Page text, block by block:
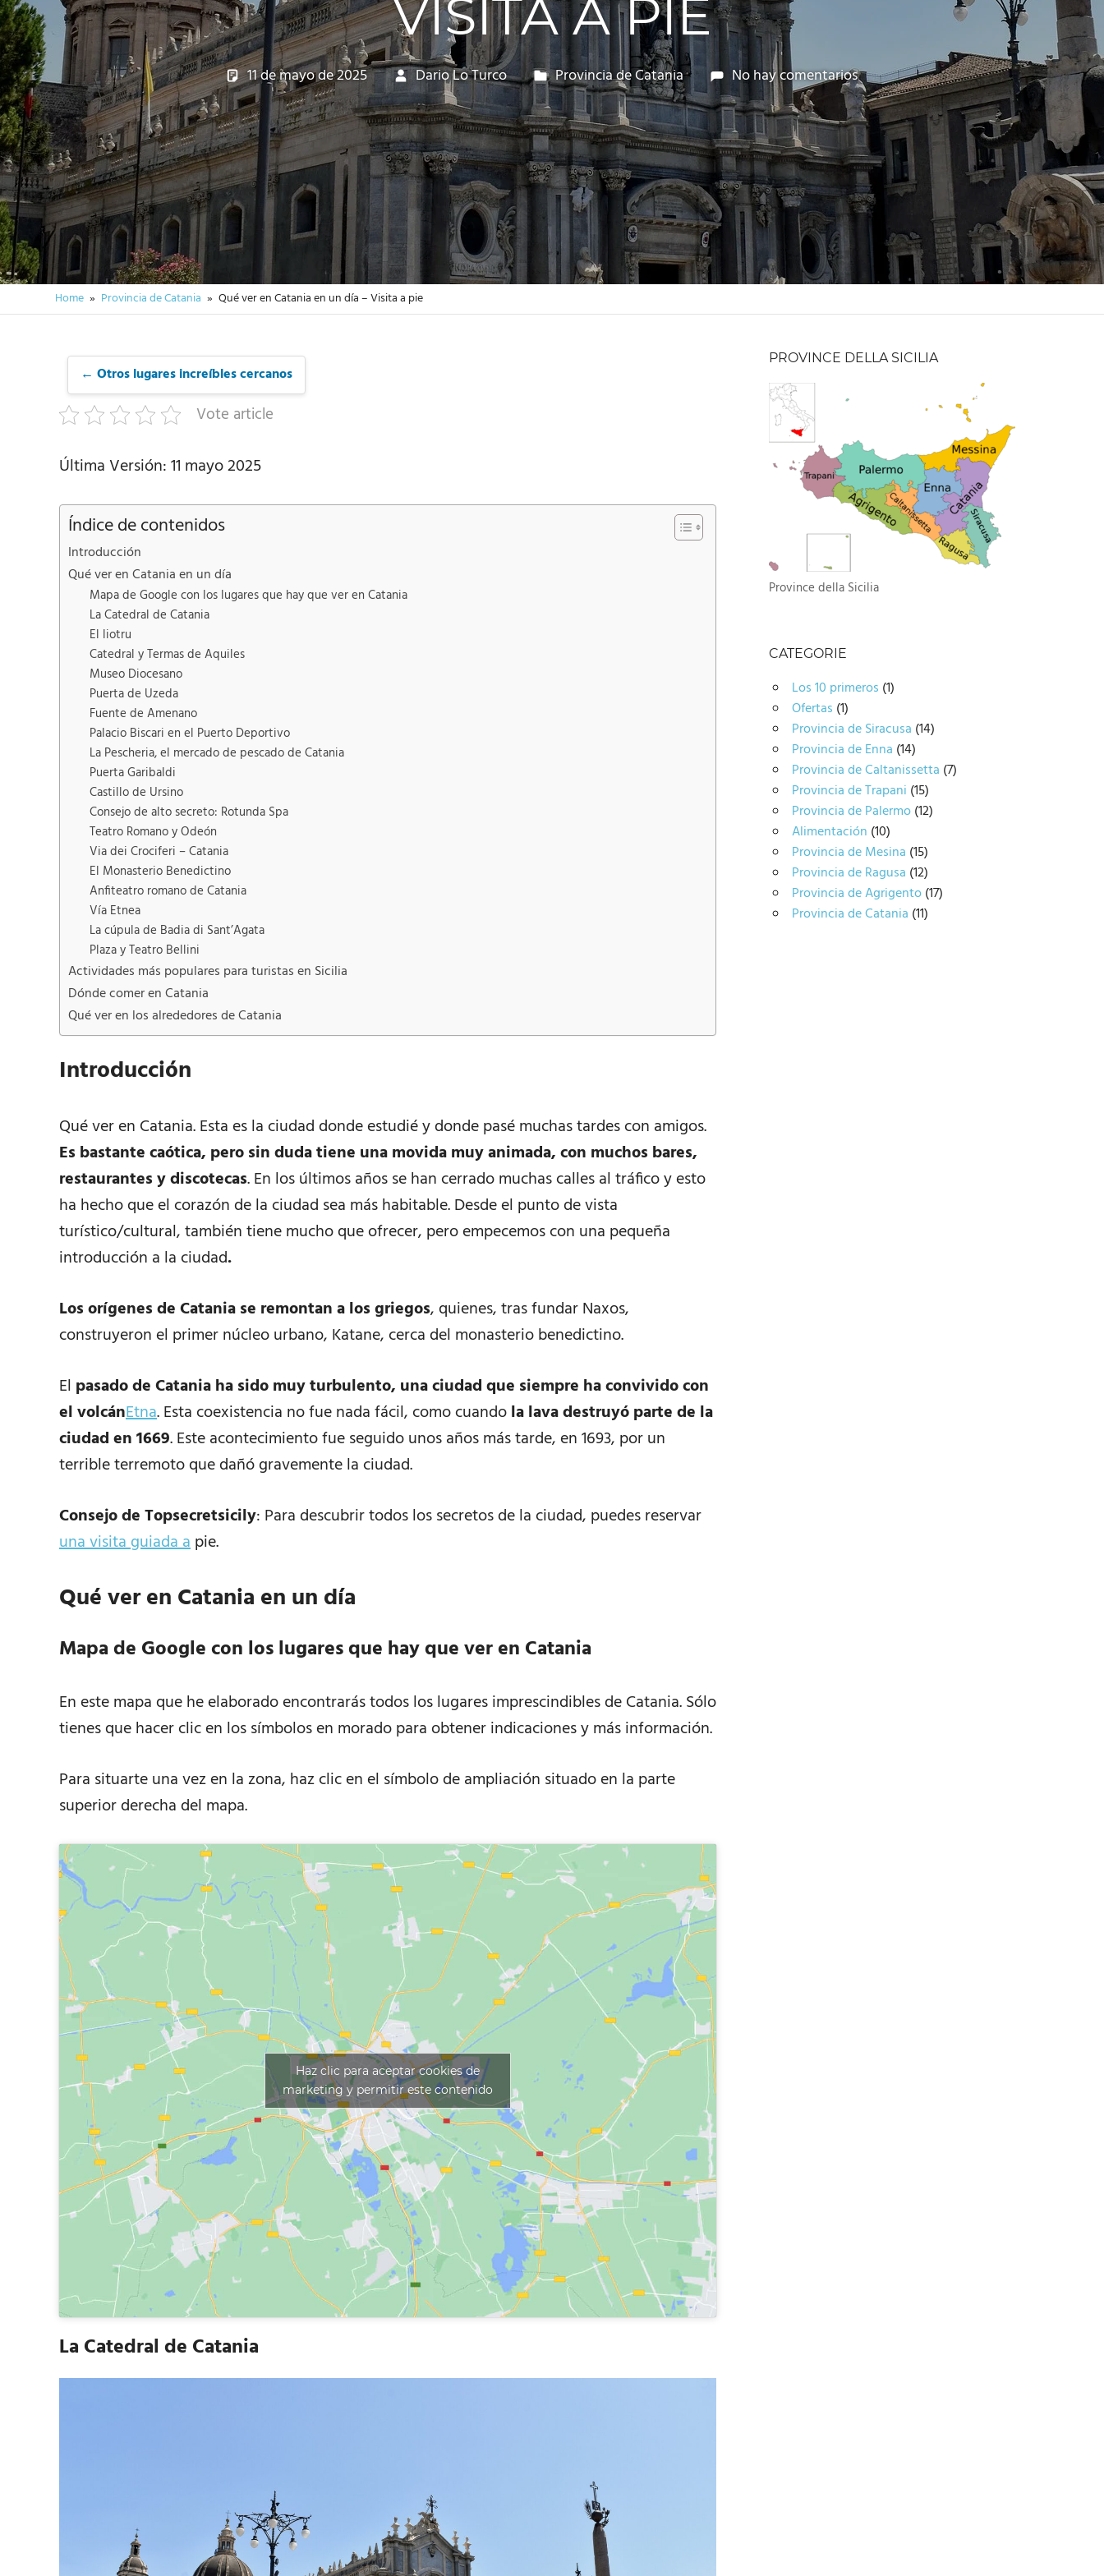
VISITA A PIE
11 de mayo de 2025 Dario Lo Turco Provincia de Catania No hay comentarios
Home Provincia de Catania Qué ver en Catania en un día – Visita a pie
← Otros lugares increíbles cercanos
Vote article
Última Versión: 11 mayo 2025
Índice de contenidos
Introducción
Qué ver en Catania en un día
Mapa de Google con los lugares que hay que ver en Catania
La Catedral de Catania
El liotru
Catedral y Termas de Aquiles
Museo Diocesano
Puerta de Uzeda
Fuente de Amenano
Palacio Biscari en el Puerto Deportivo
La Pescheria, el mercado de pescado de Catania
Puerta Garibaldi
Castillo de Ursino
Consejo de alto secreto: Rotunda Spa
Teatro Romano y Odeón
Via dei Crociferi – Catania
El Monasterio Benedictino
Anfiteatro romano de Catania
Vía Etnea
La cúpula de Badia di Sant’Agata
Plaza y Teatro Bellini
Actividades más populares para turistas en Sicilia
Dónde comer en Catania
Qué ver en los alrededores de Catania
Introducción
Qué ver en Catania. Esta es la ciudad donde estudié y donde pasé muchas tardes con amigos.
Es bastante caótica, pero sin duda tiene una movida muy animada, con muchos bares,
restaurantes y discotecas. En los últimos años se han cerrado muchas calles al tráfico y esto
ha hecho que el corazón de la ciudad sea más habitable. Desde el punto de vista
turístico/cultural, también tiene mucho que ofrecer, pero empecemos con una pequeña
introducción a la ciudad.
Los orígenes de Catania se remontan a los griegos, quienes, tras fundar Naxos,
construyeron el primer núcleo urbano, Katane, cerca del monasterio benedictino.
El pasado de Catania ha sido muy turbulento, una ciudad que siempre ha convivido con
el volcánEtna. Esta coexistencia no fue nada fácil, como cuandola lava destruyó parte de la
ciudad en 1669. Este acontecimiento fue seguido unos años más tarde, en 1693, por un
terrible terremoto que dañó gravemente la ciudad.
Consejo de Topsecretsicily: Para descubrir todos los secretos de la ciudad, puedes reservar
una visita guiada apie.
Qué ver en Catania en un día
Mapa de Google con los lugares que hay que ver en Catania
En este mapa que he elaborado encontrarás todos los lugares imprescindibles de Catania. Sólo
tienes que hacer clic en los símbolos en morado para obtener indicaciones y más información.
Para situarte una vez en la zona, haz clic en el símbolo de ampliación situado en la parte
superior derecha del mapa.
Haz clic para aceptar cookies de
marketing y permitir este contenido
La Catedral de Catania
PROVINCE DELLA SICILIA
Province della Sicilia
CATEGORIE
Los 10 primeros (1)
Ofertas (1)
Provincia de Siracusa (14)
Provincia de Enna (14)
Provincia de Caltanissetta (7)
Provincia de Trapani (15)
Provincia de Palermo(12)
Alimentación (10)
Provincia de Mesina (15)
Provincia de Ragusa (12)
Provincia de Agrigento(17)
Provincia de Catania (11)